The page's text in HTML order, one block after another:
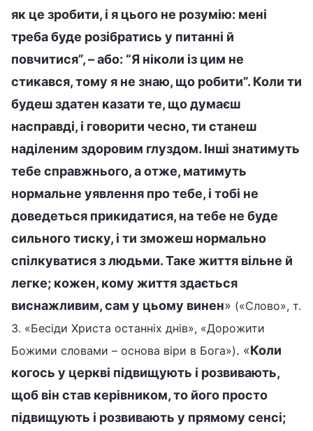
як це зробити, і я цього не розумію: мені
треба буде розібратись у питанні й
повчитися”, – або: “Я ніколи із цим не
стикався, тому я не знаю, що робити”. Коли ти
будеш здатен казати те, що думаєш
насправді, і говорити чесно, ти станеш
наділеним здоровим глуздом. Інші знатимуть
тебе справжнього, а отже, матимуть
нормальне уявлення про тебе, і тобі не
доведеться прикидатися, на тебе не буде
сильного тиску, і ти зможеш нормально
спілкуватися з людьми. Таке життя вільне й
легке; кожен, кому життя здається
виснажливим, сам у цьому винен» («Слово», т.
3. «Бесіди Христа останніх днів», «Дорожити
Божими словами – основа віри в Бога»). «Коли
когось у церкві підвищують і розвивають,
щоб він став керівником, то його просто
підвищують і розвивають у прямому сенсі;